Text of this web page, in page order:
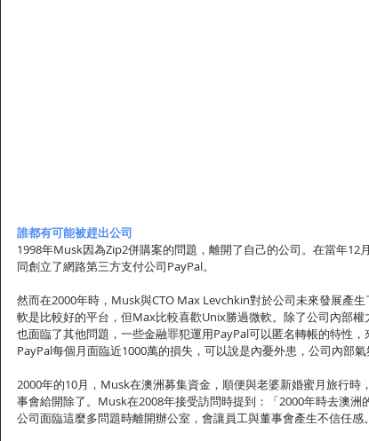
誰都有可能被趕出公司
1998年Musk因為Zip2併購案的問題，離開了自己的公司。在當年12
同創立了網路第三方支付公司PayPal。
然而在2000年時，Musk與CTO Max Levchkin對於公司未來發展產
軟是比較好的平台，但Max比較喜歡Unix勝過微軟。除了公司內部權
也面臨了其他問題，一些金融罪犯運用PayPal可以匿名轉帳的特性
PayPal每個月面臨近1000萬的損失，可以說是內憂外患，公司內部氣
2000年的10月，Musk在澳洲募集資金，順便與老婆新婚蜜月旅行時
事會給開除了。Musk在2008年接受訪問時提到：「2000年時去澳洲
公司面臨這麼多問題時離開辦公室，會讓員工與董事會產生不信任感